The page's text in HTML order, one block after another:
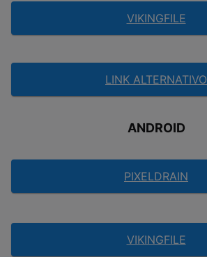
VIKINGFILE
LINK ALTERNATIVO
ANDROID
PIXELDRAIN
VIKINGFILE